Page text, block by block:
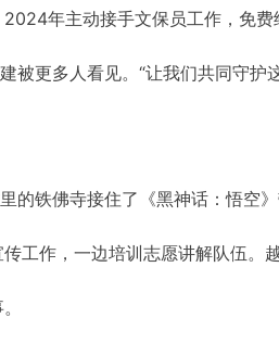
年主动接手文保员工作，免
被更多人看见。“让我们共同守护
的铁佛寺接住了《黑神话：悟空
工作，一边培训志愿讲解队伍。